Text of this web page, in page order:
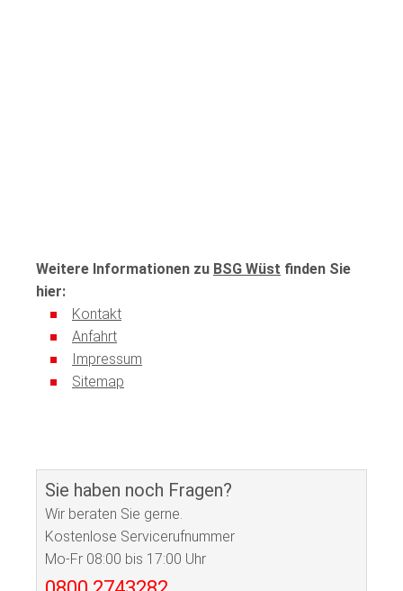
Weitere Informationen zu BSG Wüst finden Sie
hier:
Kontakt
Anfahrt
Impressum
Sitemap
Sie haben noch Fragen?
Wir beraten Sie gerne.
Kostenlose Servicerufnummer
Mo-Fr 08:00 bis 17:00 Uhr